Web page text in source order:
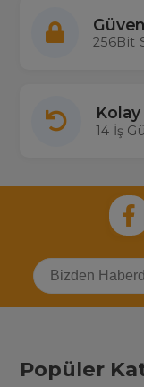
256Bit
14 İş
Popüler